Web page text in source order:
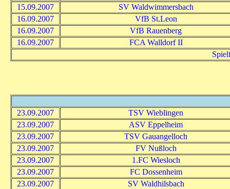
15.09.2007
SV Waldwimmersbach
16.09.2007
VfB St.Leon
16.09.2007
VfB Rauenberg
16.09.2007
FCA Walldorf II
23.09.2007
TSV Wieblingen
23.09.2007
ASV Eppelheim
23.09.2007
TSV Gauangelloch
23.09.2007
FV Nußloch
23.09.2007
1.FC Wiesloch
23.09.2007
FC Dossenheim
23.09.2007
SV Waldhilsbach